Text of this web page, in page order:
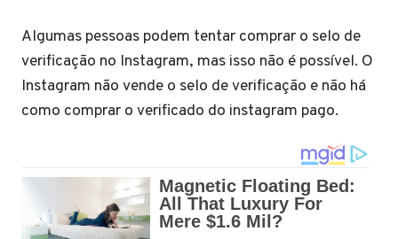
Algumas pessoas podem tentar comprar o selo de
verificação no Instagram, mas isso não é possível. O
Instagram não vende o selo de verificação e não há
como comprar o verificado do instagram pago.